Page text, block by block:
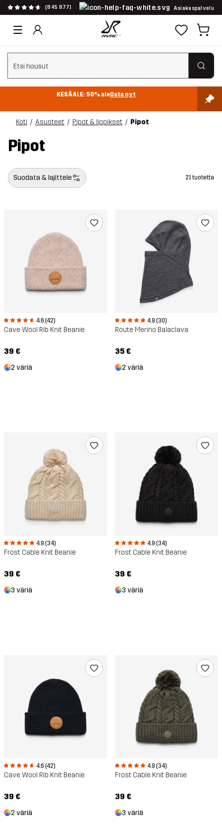
(845 877) Asiakaspalvelu
Tyhjennä haku
KESÄALE: 50% aleOsta nyt
Koti Asusteet Pipot & lippikset Pipot
Pipot
Suodata & lajittele 21 tuotetta
4.6 (42)
Cave Wool Rib Knit Beanie
39 €
2 väriä
4.9 (30)
Route Merino Balaclava
35 €
2 väriä
4.9 (34)
Frost Cable Knit Beanie
39 €
3 väriä
4.9 (34)
Frost Cable Knit Beanie
39 €
3 väriä
4.6 (42)
Cave Wool Rib Knit Beanie
39 €
2 väriä
4.9 (34)
Frost Cable Knit Beanie
39 €
3 väriä